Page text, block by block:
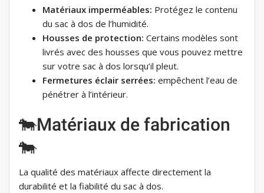
Matériaux imperméables: Protégez le contenu
du sac à dos de l’humidité.
Housses de protection: Certains modèles sont
livrés avec des housses que vous pouvez mettre
sur votre sac à dos lorsqu’il pleut.
Fermetures éclair serrées: empêchent l’eau de
pénétrer à l’intérieur.
🐄Matériaux de fabrication
🐄
La qualité des matériaux affecte directement la
durabilité et la fiabilité du sac à dos.